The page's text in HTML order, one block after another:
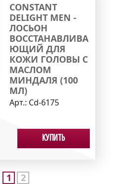
CONSTANT
DELIGHT MEN -
ЛОСЬОН
ВОССТАНАВЛИВА
ЮЩИЙ ДЛЯ
КОЖИ ГОЛОВЫ С
МАСЛОМ
МИНДАЛЯ (100
МЛ)
Арт.: Cd-6175
Купить
1 2